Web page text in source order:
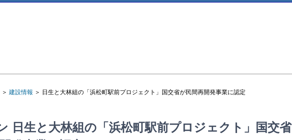
＞ 建設情報 ＞ 日生と大林組の「浜松町駅前プロジェクト」国交省が民間再開発事業に認定
日生と大林組の「浜松町駅前プロジェクト」国交省